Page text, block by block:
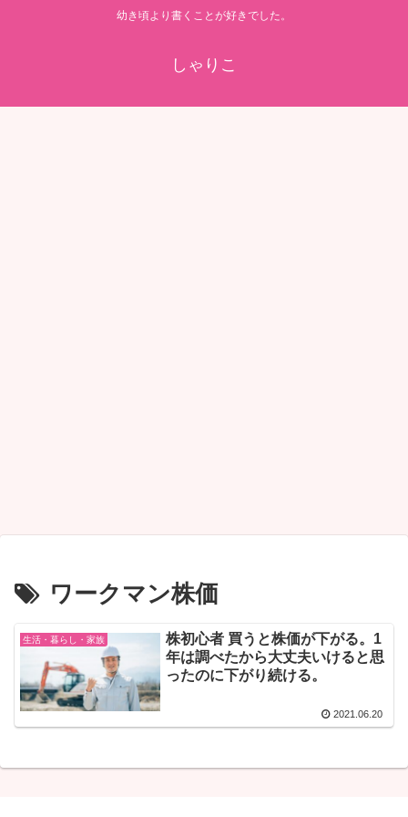
幼き頃より書くことが好きでした。
しゃりこ
ワークマン株価
生活・暮らし・家族
株初心者 買うと株価が下がる。1
年は調べたから大丈夫いけると思
ったのに下がり続ける。
2021.06.20